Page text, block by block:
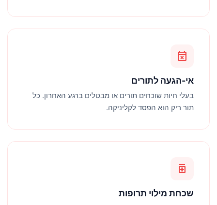
event_busy
אי-הגעה לתורים
בעלי חיות שוכחים תורים או מבטלים ברגע האחרון. כל
תור ריק הוא הפסד לקליניקה.
medication
שכחת מילוי תרופות